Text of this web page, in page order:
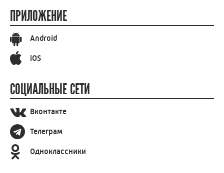
ПРИЛОЖЕНИЕ
Android
iOS
СОЦИАЛЬНЫЕ СЕТИ
Вконтакте
Телеграм
Одноклассники